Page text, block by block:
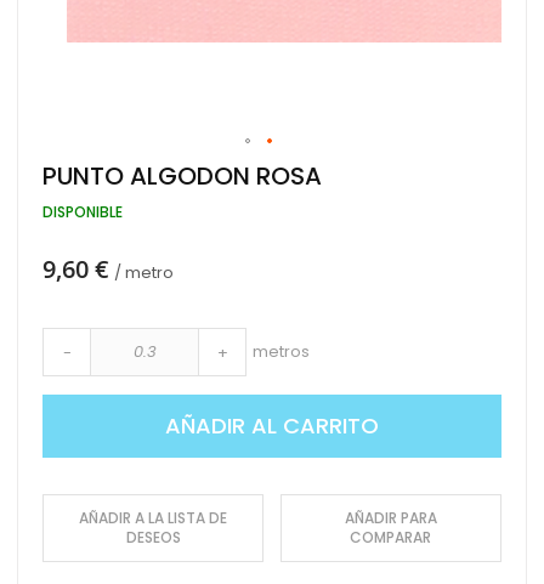
Saltar
al
comienzo
galería
PUNTO ALGODON ROSA
DISPONIBLE
9,60 € / metro
- + metros
AÑADIR AL CARRITO
AÑADIR A LA LISTA DE
DESEOS
AÑADIR PARA
COMPARAR